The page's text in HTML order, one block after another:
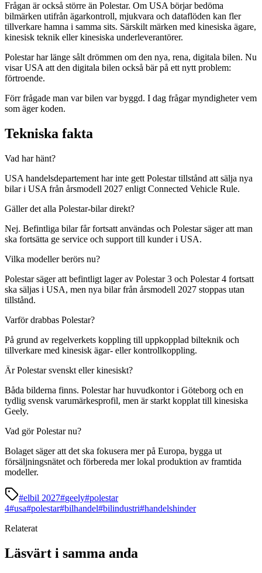
Frågan är också större än Polestar. Om USA börjar bedöma
bilmärken utifrån ägarkontroll, mjukvara och dataflöden kan fler
tillverkare hamna i samma sits. Särskilt märken med kinesiska ägare,
kinesisk teknik eller kinesiska underleverantörer.
Polestar har länge sålt drömmen om den nya, rena, digitala bilen. Nu
visar USA att den digitala bilen också bär på ett nytt problem:
förtroende.
Förr frågade man var bilen var byggd. I dag frågar myndigheter vem
som äger koden.
Tekniska fakta
Vad har hänt?
USA handelsdepartement har inte gett Polestar tillstånd att sälja nya
bilar i USA från årsmodell 2027 enligt Connected Vehicle Rule.
Gäller det alla Polestar-bilar direkt?
Nej. Befintliga bilar får fortsatt användas och Polestar säger att man
ska fortsätta ge service och support till kunder i USA.
Vilka modeller berörs nu?
Polestar säger att befintligt lager av Polestar 3 och Polestar 4 fortsatt
ska säljas i USA, men nya bilar från årsmodell 2027 stoppas utan
tillstånd.
Varför drabbas Polestar?
På grund av regelverkets koppling till uppkopplad bilteknik och
tillverkare med kinesisk ägar- eller kontrollkoppling.
Är Polestar svenskt eller kinesiskt?
Båda bilderna finns. Polestar har huvudkontor i Göteborg och en
tydlig svensk varumärkesprofil, men är starkt kopplat till kinesiska
Geely.
Vad gör Polestar nu?
Bolaget säger att det ska fokusera mer på Europa, bygga ut
försäljningsnätet och förbereda mer lokal produktion av framtida
modeller.
#elbil 2027#geely#polestar
4#usa#polestar#bilhandel#bilindustri#handelshinder
Relaterat
Läsvärt i samma anda